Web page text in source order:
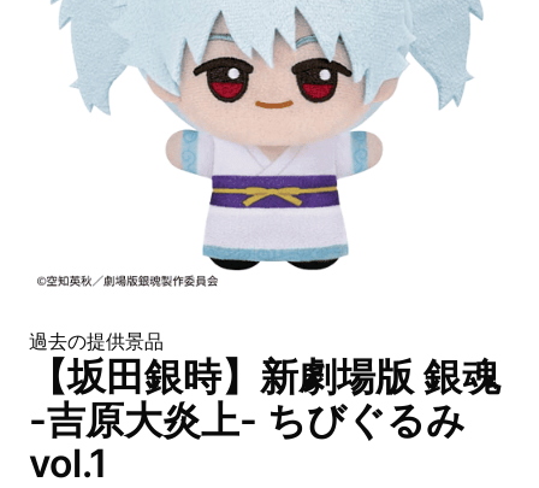
過去の提供景品
【坂田銀時】新劇場版 銀魂
-吉原大炎上- ちびぐるみ
vol.1